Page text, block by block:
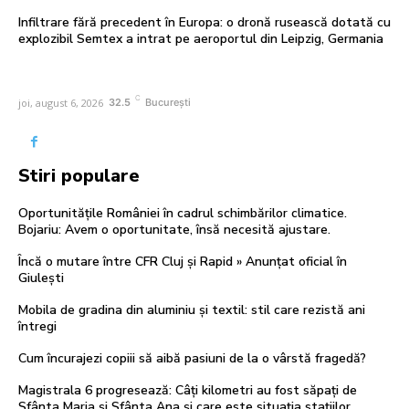
Infiltrare fără precedent în Europa: o dronă rusească dotată cu
explozibil Semtex a intrat pe aeroportul din Leipzig, Germania
joi, august 6, 2026 32.5 C București
Stiri populare
Oportunitățile României în cadrul schimbărilor climatice.
Bojariu: Avem o oportunitate, însă necesită ajustare.
Încă o mutare între CFR Cluj și Rapid » Anunțat oficial în
Giulești
Mobila de gradina din aluminiu și textil: stil care rezistă ani
întregi
Cum încurajezi copiii să aibă pasiuni de la o vârstă fragedă?
Magistrala 6 progresează: Câți kilometri au fost săpați de